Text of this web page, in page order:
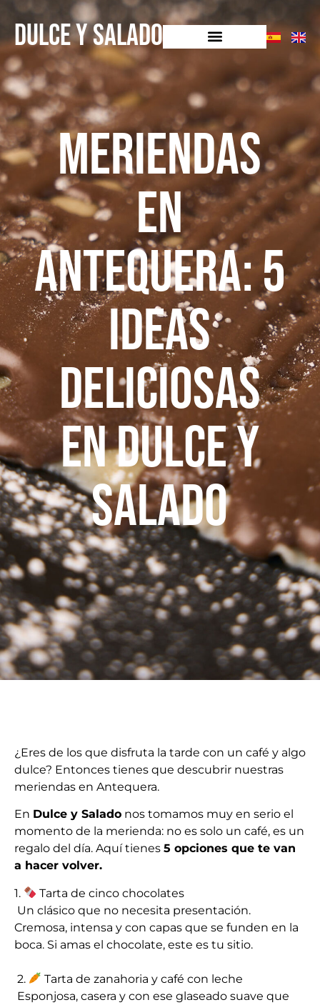
DULCE Y SALADO
Meriendas
en
Antequera: 5
ideas
deliciosas
en Dulce y
Salado
¿Eres de los que disfruta la tarde con un café y algo
dulce? Entonces tienes que descubrir nuestras
meriendas en Antequera.
En Dulce y Salado nos tomamos muy en serio el
momento de la merienda: no es solo un café, es un
regalo del día. Aquí tienes 5 opciones que te van
a hacer volver.
1.
Tarta de cinco chocolates
Un clásico que no necesita presentación.
Cremosa, intensa y con capas que se funden en la
boca. Si amas el chocolate, este es tu sitio.
2.
Tarta de zanahoria y café con leche
Esponjosa, casera y con ese glaseado suave que